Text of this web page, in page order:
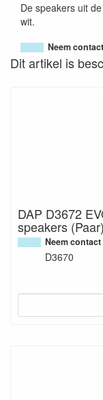
De speakers uit
wit.
Neem
Dit artikel is
DAP D3672
speakers
Neem
D3670